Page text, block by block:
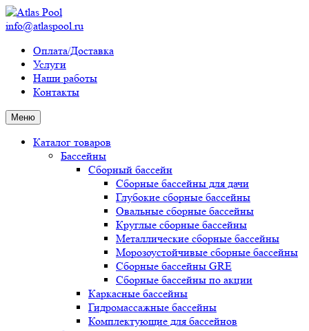
info@atlaspool.ru
Оплата/Доставка
Услуги
Наши работы
Контакты
Меню
Каталог товаров
Бассейны
Сборный бассейн
Сборные бассейны для дачи
Глубокие сборные бассейны
Овальные сборные бассейны
Круглые сборные бассейны
Металлические сборные бассейны
Морозоустойчивые сборные бассейны
Сборные бассейны GRE
Сборные бассейны по акции
Каркасные бассейны
Гидромассажные бассейны
Комплектующие для бассейнов